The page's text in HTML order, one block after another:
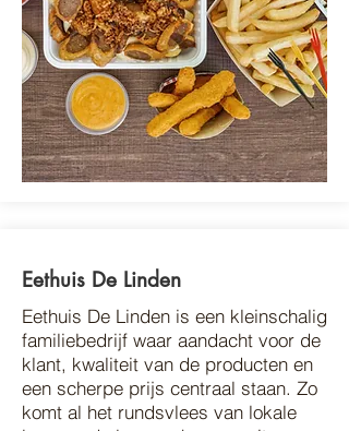
Eethuis De Linden
Eethuis De Linden is een kleinschalig
familiebedrijf waar aandacht voor de
klant, kwaliteit van de producten en
een scherpe prijs centraal staan. Zo
komt al het rundsvlees van lokale